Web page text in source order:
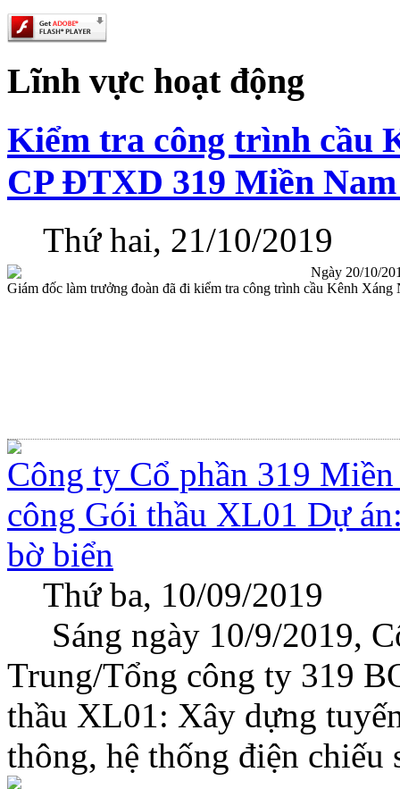
Lĩnh vực hoạt động
Kiểm tra công trình cầu
CP ĐTXD 319 Miền
Thứ hai, 21/10/2019
Ngày 20/10/
Giám đốc làm trưởng đoàn đã đi kiểm tra công trình cầu Kênh
Công ty Cổ phần 319
công Gói thầu XL01 Dự
bờ biển
Thứ ba, 10/09/2019
Sáng ngày 10/9/2019,
Trung/Tổng công ty 319
thầu XL01: Xây dựng
thông, hệ thống điện chiếu